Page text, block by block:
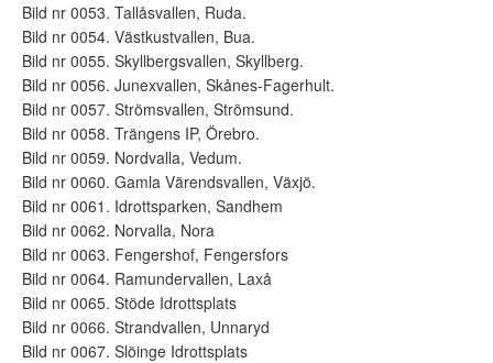
Bild nr 0053. Tallåsvallen, Ruda.
Bild nr 0054. Västkustvallen, Bua.
Bild nr 0055. Skyllbergsvallen, Skyllberg.
Bild nr 0056. Junexvallen, Skånes-Fagerhult.
Bild nr 0057. Strömsvallen, Strömsund.
Bild nr 0058. Trängens IP, Örebro.
Bild nr 0059. Nordvalla, Vedum.
Bild nr 0060. Gamla Värendsvallen, Växjö.
Bild nr 0061. Idrottsparken, Sandhem
Bild nr 0062. Norvalla, Nora
Bild nr 0063. Fengershof, Fengersfors
Bild nr 0064. Ramundervallen, Laxå
Bild nr 0065. Stöde Idrottsplats
Bild nr 0066. Strandvallen, Unnaryd
Bild nr 0067. Slöinge Idrottsplats